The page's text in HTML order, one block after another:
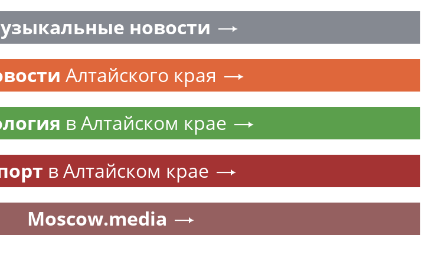
новости
Алтайского края
в Алтайском крае
в Алтайском крае
Moscow.media